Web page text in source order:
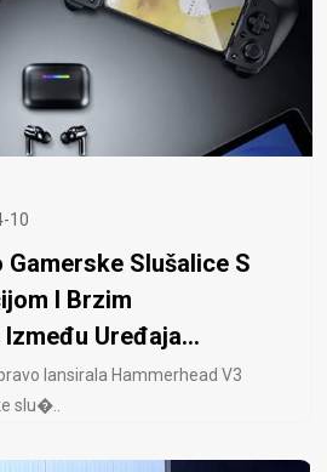
10
Gamerske Slušalice S
I Brzim
Uređaja...
lansirala Hammerhead V3
slu�..